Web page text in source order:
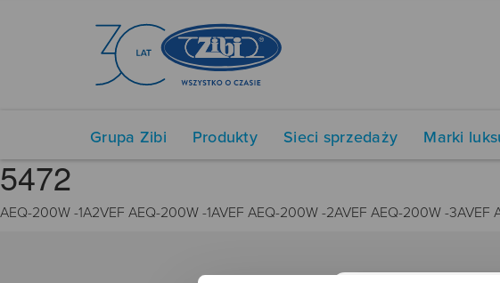
Grupa Zibi Produkty Sieci sprzedaży Marki
5472
AEQ-200W -1A2VEF AEQ-200W -1AVEF AEQ-200W -2AVEF AEQ-200W -3AVEF